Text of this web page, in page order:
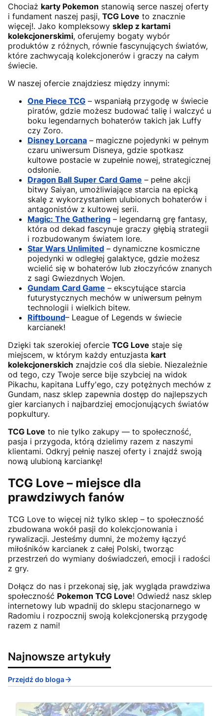
Chociaż karty Pokemon stanowią serce naszej oferty
i fundament naszej pasji, TCG Love to znacznie
więcej!. Jako kompleksowy sklep z kartami
kolekcjonerskimi, oferujemy bogaty wybór
produktów z różnych, równie fascynujących światów,
które zachwycają kolekcjonerów i graczy na całym
świecie.
W naszej ofercie znajdziesz między innymi:
One Piece TCG – wspaniałą przygodę w świecie
piratów, gdzie możesz budować talię i walczyć u
boku legendarnych bohaterów takich jak Luffy
czy Zoro.
Disney Lorcana – magiczne pojedynki w pełnym
czaru uniwersum Disneya, gdzie spotkasz
kultowe postacie w zupełnie nowej, strategicznej
odsłonie.
Dragon Ball Super Card Game – pełne akcji
bitwy Saiyan, umożliwiające starcia na epicką
skalę z wykorzystaniem ulubionych bohaterów i
antagonistów z kultowej serii.
Magic: The Gathering – legendarną grę fantasy,
która od dekad fascynuje graczy głębią strategii
i rozbudowanym światem lore.
Star Wars Unlimited – dynamiczne kosmiczne
pojedynki w odległej galaktyce, gdzie możesz
wcielić się w bohaterów lub złoczyńców znanych
z sagi Gwiezdnych Wojen.
Gundam Card Game – ekscytujące starcia
futurystycznych mechów w uniwersum pełnym
technologii i wielkich bitew.
Riftbound– League of Legends w świecie
karcianek!
Dzięki tak szerokiej ofercie TCG Love staje się
miejscem, w którym każdy entuzjasta kart
kolekcjonerskich znajdzie coś dla siebie. Niezależnie
od tego, czy Twoje serce bije szybciej na widok
Pikachu, kapitana Luffy'ego, czy potężnych mechów z
Gundam, nasz sklep zapewnia dostęp do najlepszych
gier karcianych i najbardziej emocjonujących światów
popkultury.
TCG Love to nie tylko zakupy — to społeczność,
pasja i przygoda, którą dzielimy razem z naszymi
klientami. Odkryj pełnię naszej oferty i znajdź swoją
nową ulubioną karciankę!
TCG Love – miejsce dla
prawdziwych fanów
TCG Love to więcej niż tylko sklep – to społeczność
zbudowana wokół pasji do kolekcjonowania i
rywalizacji. Jesteśmy dumni, że możemy łączyć
miłośników karcianek z całej Polski, tworząc
przestrzeń do wymiany doświadczeń, emocji i radości
z gry.
Dołącz do nas i przekonaj się, jak wygląda prawdziwa
społeczność Pokemon TCG Love! Odwiedź nasz sklep
internetowy lub wpadnij do sklepu stacjonarnego w
Radomiu i rozpocznij swoją kolekcjonerską przygodę
razem z nami!
Najnowsze artykuły
Przejdź do bloga